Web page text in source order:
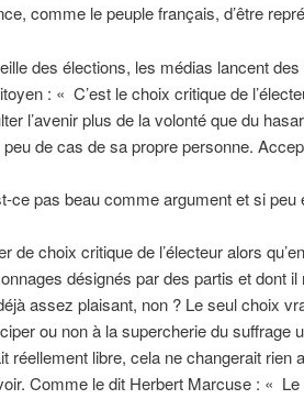
comme le peuple français, d’être
des élections, les médias lancent
: « C’est le choix critique de
l’avenir plus de la volonté que du
peu de cas de sa propre personne.
ce pas beau comme argument et si peu
de choix critique de l’électeur alors
désignés par des partis et dont
assez plaisant, non ? Le seul choix
ou non à la supercherie du suffrage
réellement libre, cela ne changerait rien
Comme le dit Herbert Marcuse : «